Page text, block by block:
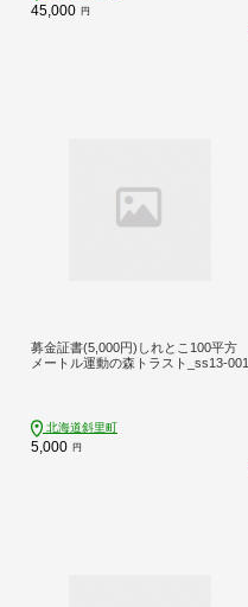
45,000 円
募金証書(5,000円)しれとこ100平方
メートル運動の森トラスト_ss13-001
北海道斜里町
5,000 円